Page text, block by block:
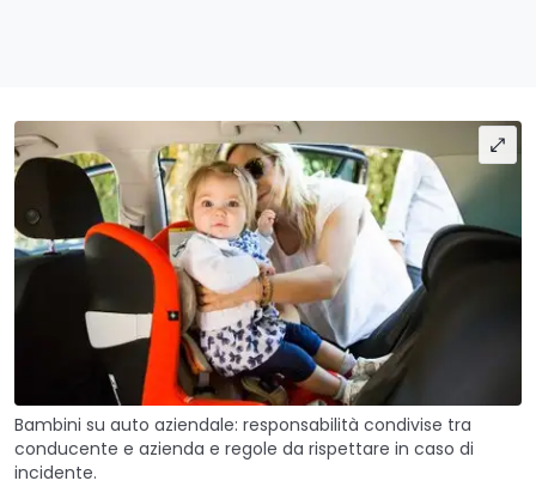
Bambini su auto aziendale: responsabilità condivise tra
conducente e azienda e regole da rispettare in caso di
incidente.